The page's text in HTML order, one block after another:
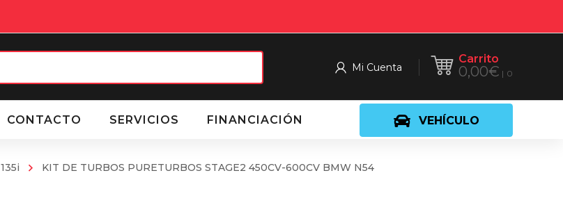
Carrito
0,00€ 0
Mi Cuenta
VEHÍCULO
CONTACTO SERVICIOS FINANCIACIÓN
135i KIT DE TURBOS PURETURBOS STAGE2 450CV-600CV BMW N54